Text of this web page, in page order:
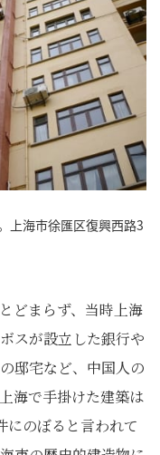
上海市徐匯区復興西路3
どまらず、当時上海
スが設立した銀行や
邸宅など、中国人の
海で手掛けた建築は
にのぼると言われて